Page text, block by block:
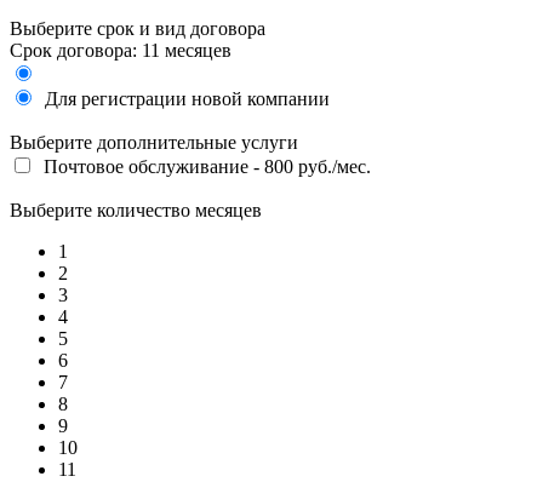
Выберите срок и вид договора
Срок договора: 11 месяцев
Для регистрации новой компании
Выберите дополнительные услуги
Почтовое обслуживание - 800 руб./мес.
Выберите количество месяцев
1
2
3
4
5
6
7
8
9
10
11